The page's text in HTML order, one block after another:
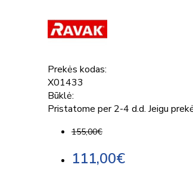
Prekės kodas:
X01433
Būklė:
Pristatome per 2-4 d.d. Jeigu
155,00€
111,00€